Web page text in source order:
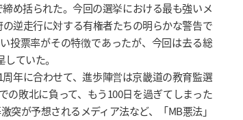
め括られた。今回の選挙における最も強いメ
逆走行に対する有権者たちの明らかな警告で
投票率がその特徴であったが、今回は去る総
ていた。
年に合わせて、進歩陣営は京畿道の教育監選
敗北に負って、もう100日を過ぎてしまった
突が予想されるメディア法など、「MB悪法」